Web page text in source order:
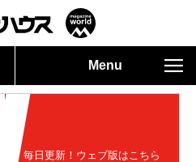
Menu
毎日更新！ウェブ版はこちら